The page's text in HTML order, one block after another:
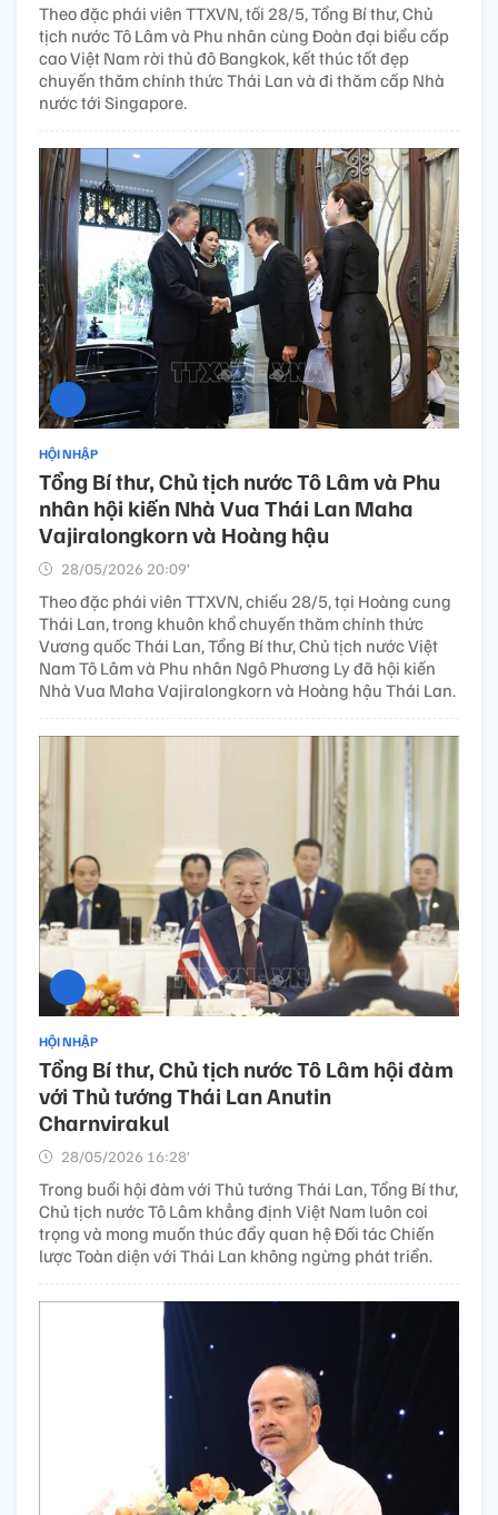
Theo đặc phái viên TTXVN, tối 28/5, Tổng Bí thư, Chủ
tịch nước Tô Lâm và Phu nhân cùng Đoàn đại biểu cấp
cao Việt Nam rời thủ đô Bangkok, kết thúc tốt đẹp
chuyến thăm chính thức Thái Lan và đi thăm cấp Nhà
nước tới Singapore.
HỘI NHẬP
Tổng Bí thư, Chủ tịch nước Tô Lâm và Phu
nhân hội kiến Nhà Vua Thái Lan Maha
Vajiralongkorn và Hoàng hậu
28/05/2026 20:09’
Theo đặc phái viên TTXVN, chiều 28/5, tại Hoàng cung
Thái Lan, trong khuôn khổ chuyến thăm chính thức
Vương quốc Thái Lan, Tổng Bí thư, Chủ tịch nước Việt
Nam Tô Lâm và Phu nhân Ngô Phương Ly đã hội kiến
Nhà Vua Maha Vajiralongkorn và Hoàng hậu Thái Lan.
HỘI NHẬP
Tổng Bí thư, Chủ tịch nước Tô Lâm hội đàm
với Thủ tướng Thái Lan Anutin
Charnvirakul
28/05/2026 16:28’
Trong buổi hội đàm với Thủ tướng Thái Lan, Tổng Bí thư,
Chủ tịch nước Tô Lâm khẳng định Việt Nam luôn coi
trọng và mong muốn thúc đẩy quan hệ Đối tác Chiến
lược Toàn diện với Thái Lan không ngừng phát triển.